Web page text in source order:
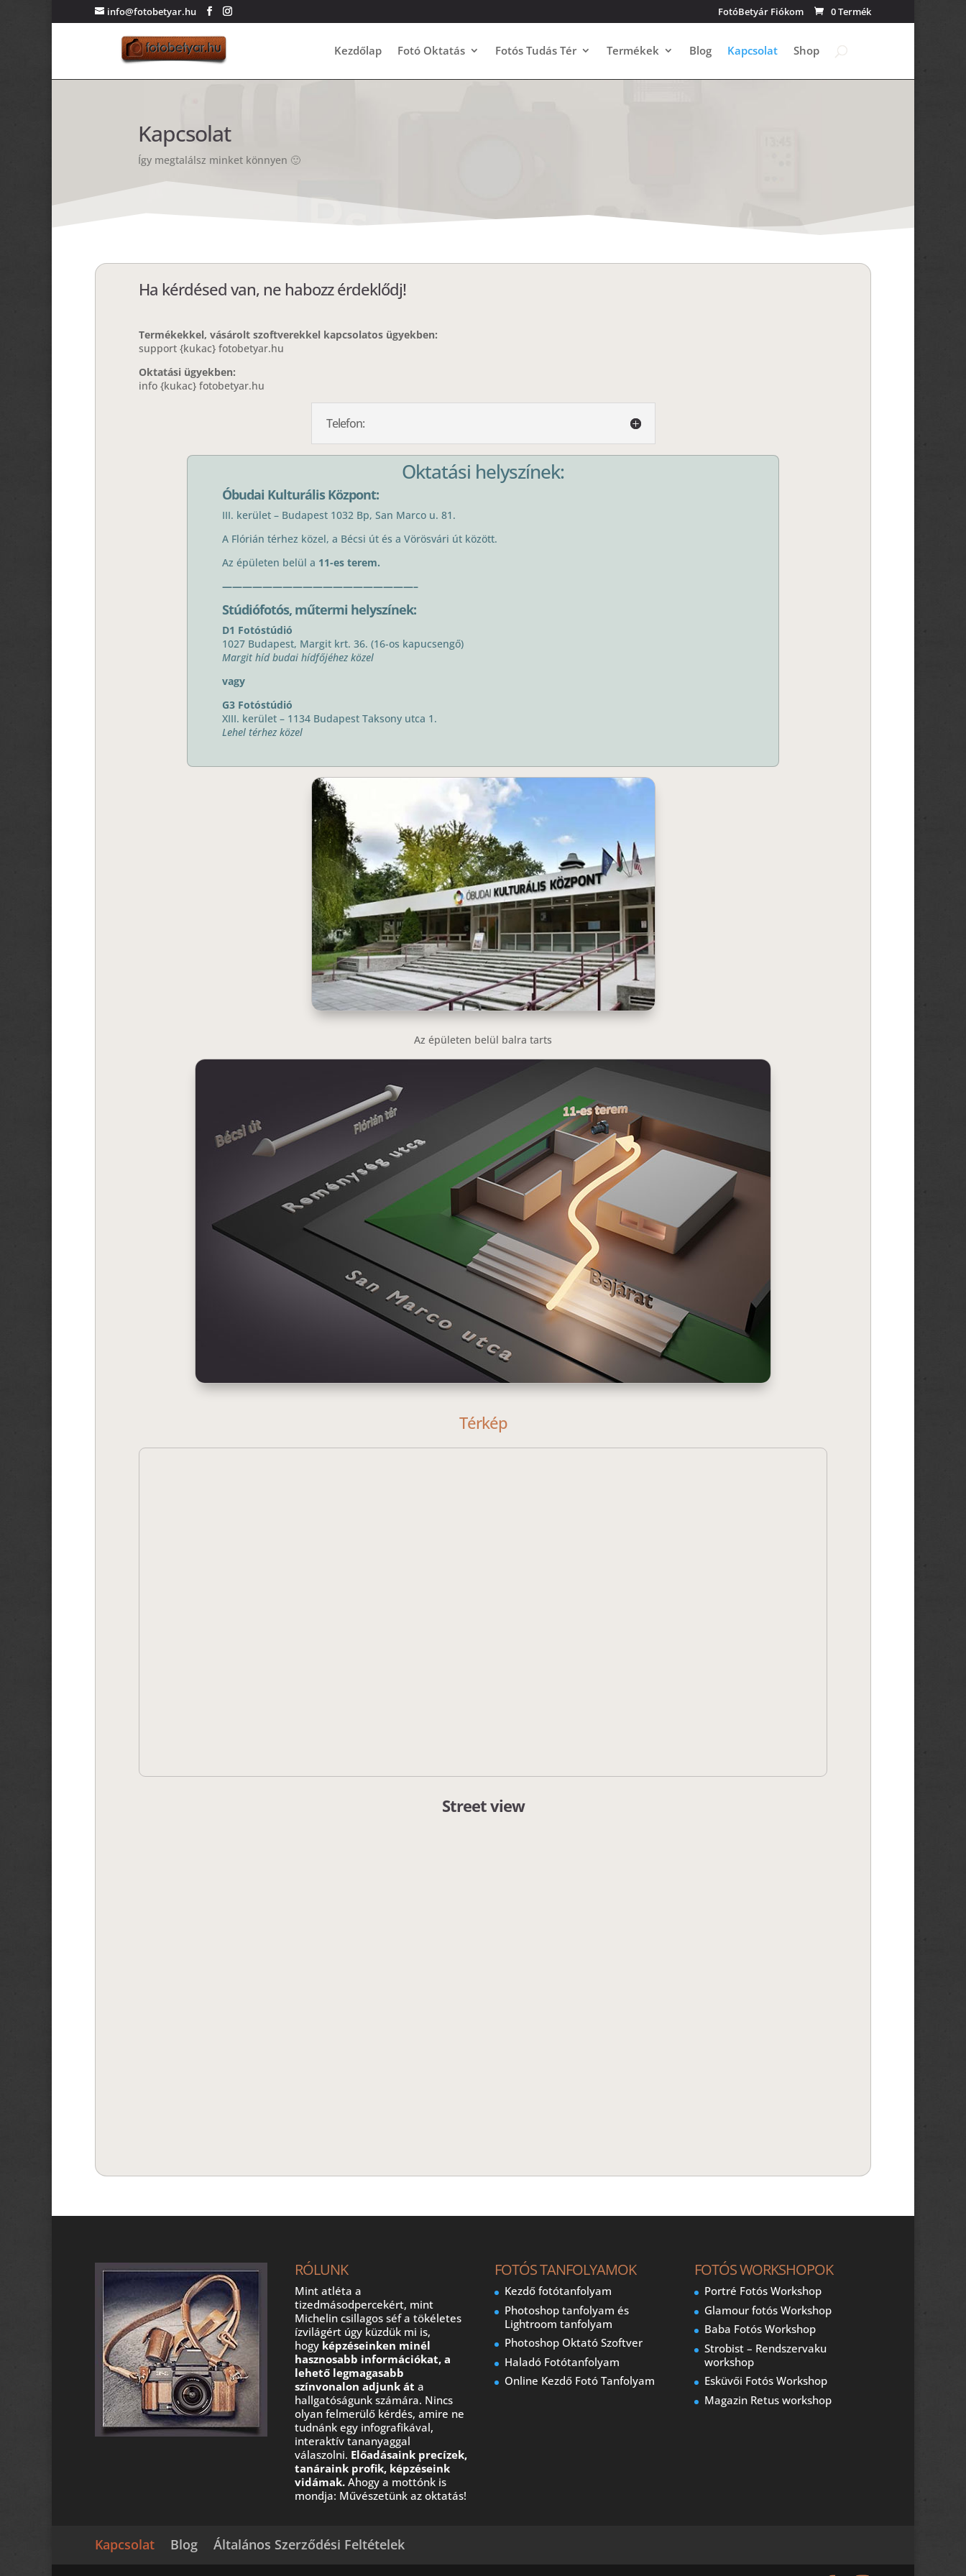
info@fotobetyar.hu FotóBetyár Fiókom 0 Termék
Kezdőlap Fotó Oktatás Fotós Tudás Tér Termékek Blog Kapcsolat Shop
Kapcsolat
Így megtalálsz minket könnyen 🙂
Ha kérdésed van, ne habozz érdeklődj!
Termékekkel, vásárolt szoftverekkel kapcsolatos ügyekben:
support {kukac} fotobetyar.hu
Oktatási ügyekben:
info {kukac} fotobetyar.hu
Telefon:
Oktatási helyszínek:
Óbudai Kulturális Központ:
III. kerület – Budapest 1032 Bp, San Marco u. 81.
A Flórián térhez közel, a Bécsi út és a Vörösvári út között.
Az épületen belül a 11-es terem.
———————————————————–
Stúdiófotós, műtermi helyszínek:
D1 Fotóstúdió
1027 Budapest, Margit krt. 36. (16-os kapucsengő)
Margit híd budai hídfőjéhez közel
vagy
G3 Fotóstúdió
XIII. kerület – 1134 Budapest Taksony utca 1.
Lehel térhez közel
Az épületen belül balra tarts
Térkép
Street view
RÓLUNK
Mint atléta a
tizedmásodpercekért, mint
Michelin csillagos séf a tökéletes
ízvilágért úgy küzdük mi is,
hogy képzéseinken minél
hasznosabb információkat, a
lehető legmagasabb
színvonalon adjunk át a
hallgatóságunk számára. Nincs
olyan felmerülő kérdés, amire ne
tudnánk egy infografikával,
interaktív tananyaggal
válaszolni. Előadásaink precízek,
tanáraink profik, képzéseink
vidámak. Ahogy a mottónk is
mondja: Művészetünk az oktatás!
FOTÓS TANFOLYAMOK
Kezdő fotótanfolyam
Photoshop tanfolyam és
Lightroom tanfolyam
Photoshop Oktató Szoftver
Haladó Fotótanfolyam
Online Kezdő Fotó Tanfolyam
FOTÓS WORKSHOPOK
Portré Fotós Workshop
Glamour fotós Workshop
Baba Fotós Workshop
Strobist – Rendszervaku
workshop
Esküvői Fotós Workshop
Magazin Retus workshop
Kapcsolat Blog Általános Szerződési Feltételek